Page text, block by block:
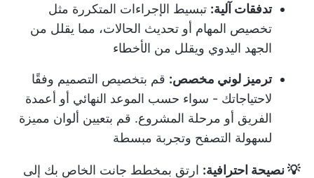
تدفقات آلية: تبسيط الإجراءات المتكررة مثل
تخصيص المهام أو تحديث الحالات، مما يقلل من
الجهد اليدوي ويقلل من الأخطاء
ترميز لوني مخصص: قم بتخصيص التصميم وفقًا
لاحتياجاتك - سواء حسب الموعد النهائي أو أعمدة
الفريق أو مرحلة المشروع. قم بتعيين ألوان مميزة
لسهولة التصفح وتجربة مبسطة
💡 نصيحة احترافية: ارتقِ بمخطط جانت الخاص بك إلى